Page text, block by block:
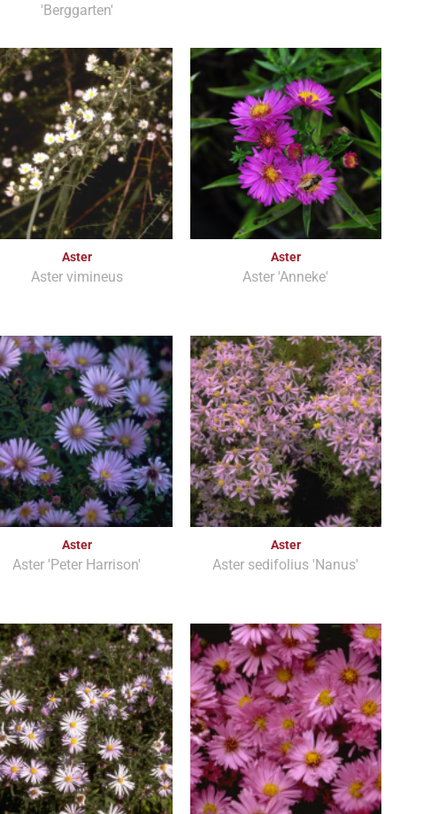
'Berggarten'
Aster
Aster vimineus
Aster
Aster 'Anneke'
Aster
Aster 'Peter Harrison'
Aster
Aster sedifolius 'Nanus'